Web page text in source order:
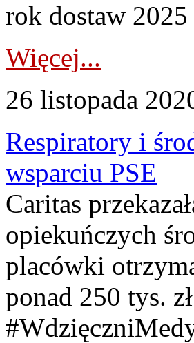
rok dostaw 2025
Więcej...
26 listopada
Respiratory i
wsparciu PSE
Caritas
opiekuńczych
placówki
ponad 250 tys.